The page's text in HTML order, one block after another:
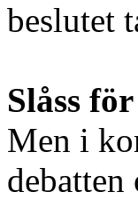
beslutet
Slåss
Men i